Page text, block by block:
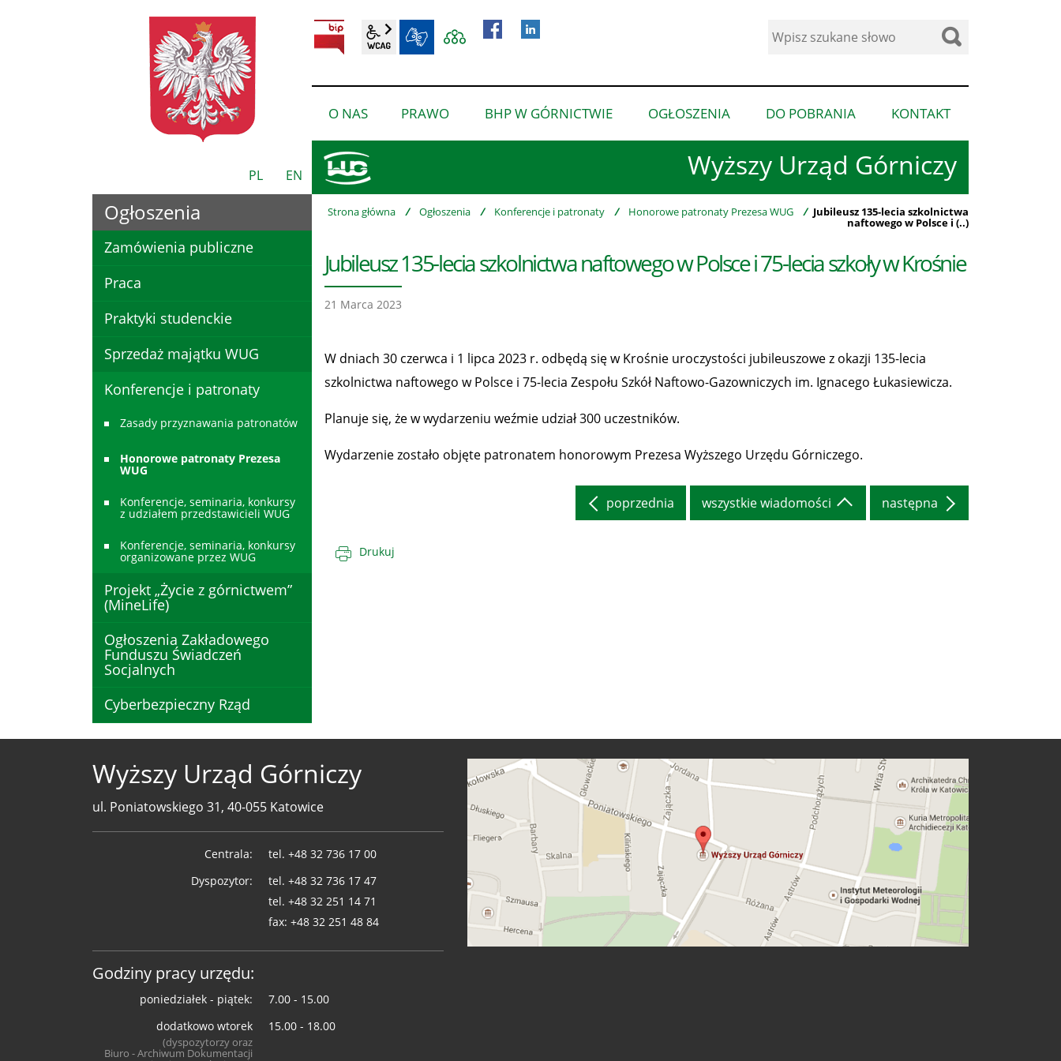
PL EN Wyższy Urząd Górniczy
BIP wcag2.1
Wyszukaj
O NAS
pokaż
podmenu
nas”
PRAWO
pokaż
podmenu
BHP W GÓRNICTWIE
pokaż
podmenu
w
OGŁOSZENIA
pokaż
podmenu
dla
“Ogłoszenia”
DO POBRANIA
pokaż
podmenu
dla
pobrania”
KONTAKT
podmenu
Strona główna / Ogłoszenia / Konferencje i patronaty / Honorowe patronaty Prezesa WUG / Jubileusz 135-lecia szkolnictwa
naftowego w Polsce i (..)
Jubileusz 135-lecia szkolnictwa naftowego w Polsce i 75-lecia szkoły w Krośnie
21 Marca 2023
W dniach 30 czerwca i 1 lipca 2023 r. odbędą się w Krośnie uroczystości jubileuszowe z okazji 135-lecia
szkolnictwa naftowego w Polsce i 75-lecia Zespołu Szkół Naftowo-Gazowniczych im. Ignacego Łukasiewicza.
Planuje się, że w wydarzeniu weźmie udział 300 uczestników.
Wydarzenie zostało objęte patronatem honorowym Prezesa Wyższego Urzędu Górniczego.
poprzednia wszystkie wiadomości następna
Drukuj
Ogłoszenia
Zamówienia publiczne
Praca
Praktyki studenckie
Sprzedaż majątku WUG
Konferencje i patronaty
Zasady przyznawania patronatów
Honorowe patronaty Prezesa
WUG
Konferencje, seminaria, konkursy
z udziałem przedstawicieli WUG
Konferencje, seminaria, konkursy
organizowane przez WUG
Projekt „Życie z górnictwem”
(MineLife)
Ogłoszenia Zakładowego
Funduszu Świadczeń
Socjalnych
Cyberbezpieczny Rząd
Wyższy Urząd Górniczy
ul. Poniatowskiego 31, 40-055 Katowice
Centrala: tel. +48 32 736 17 00
Dyspozytor:
tel. +48 32 736 17 47
tel. +48 32 251 14 71
fax: +48 32 251 48 84
Godziny pracy urzędu:
poniedziałek - piątek:
7.00 - 15.00
dodatkowo wtorek
(dyspozytorzy oraz
Biuro - Archiwum Dokumentacji
15.00 - 18.00